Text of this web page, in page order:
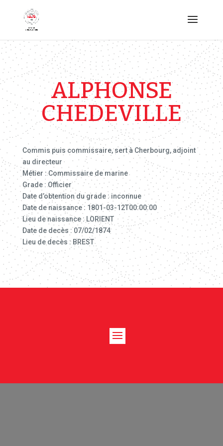
ALPHONSE
CHEDEVILLE
Commis puis commissaire, sert à Cherbourg, adjoint
au directeur
Métier : Commissaire de marine
Grade : Officier
Date d’obtention du grade : inconnue
Date de naissance : 1801-03-12T00:00:00
Lieu de naissance : LORIENT
Date de decès : 07/02/1874
Lieu de decès : BREST